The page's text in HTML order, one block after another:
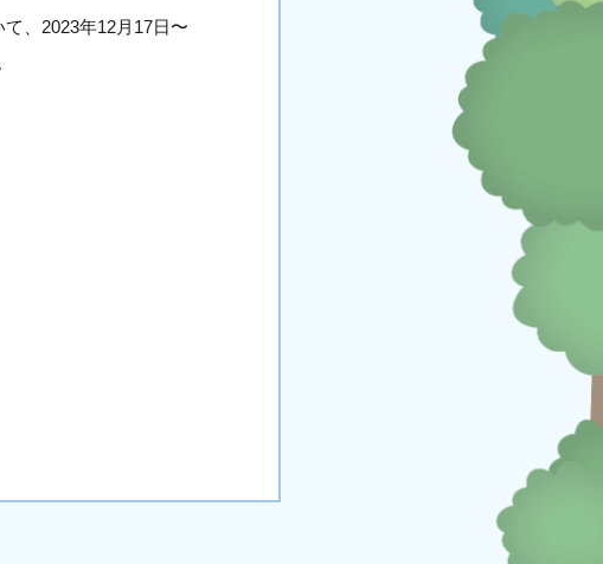
、2023年12月17日〜